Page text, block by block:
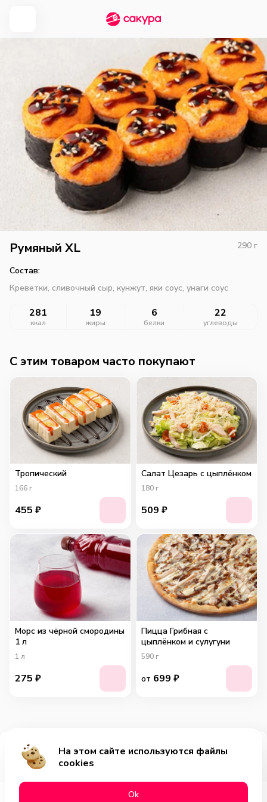
Румяный XL 290 г
Состав:
Креветки, сливочный сыр, кунжут, яки соус, унаги соус
281
ккал
19
жиры
6
белки
22
углеводы
Добавить за 619₽
C этим товаром часто покупают
Тропический
166 г
455 ₽
Салат Цезарь с цыплёнком
180 г
509 ₽
Морс из чёрной смородины
1 л
1 л
275 ₽
Пицца Грибная с
цыплёнком и сулугуни
590 г
от 699 ₽
На этом сайте используются файлы
cookies
Оk